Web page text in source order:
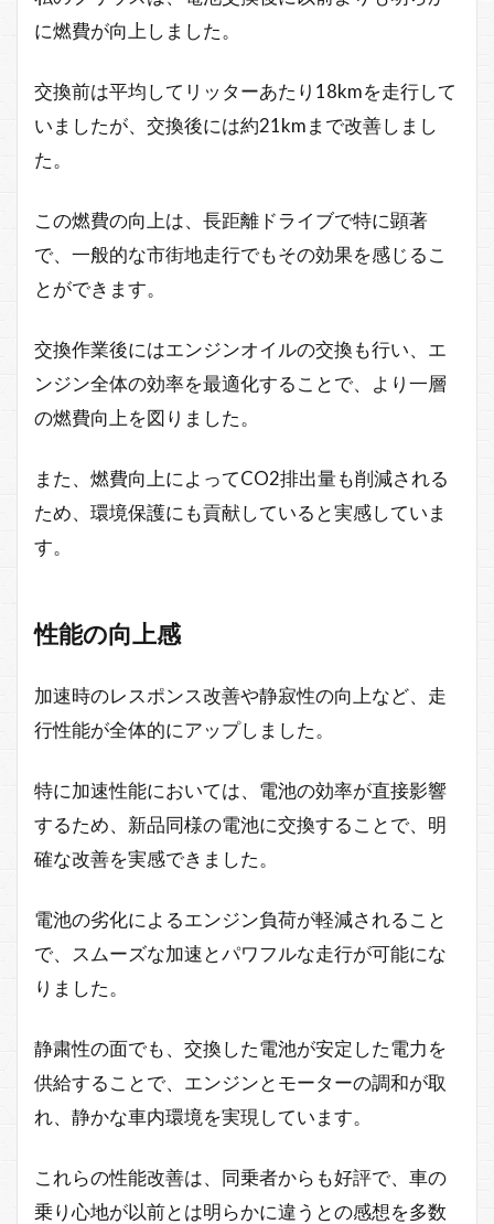
に燃費が向上しました。
交換前は平均してリッターあたり18kmを走行して
いましたが、交換後には約21kmまで改善しまし
た。
この燃費の向上は、長距離ドライブで特に顕著
で、一般的な市街地走行でもその効果を感じるこ
とができます。
交換作業後にはエンジンオイルの交換も行い、エ
ンジン全体の効率を最適化することで、より一層
の燃費向上を図りました。
また、燃費向上によってCO2排出量も削減される
ため、環境保護にも貢献していると実感していま
す。
性能の向上感
加速時のレスポンス改善や静寂性の向上など、走
行性能が全体的にアップしました。
特に加速性能においては、電池の効率が直接影響
するため、新品同様の電池に交換することで、明
確な改善を実感できました。
電池の劣化によるエンジン負荷が軽減されること
で、スムーズな加速とパワフルな走行が可能にな
りました。
静粛性の面でも、交換した電池が安定した電力を
供給することで、エンジンとモーターの調和が取
れ、静かな車内環境を実現しています。
これらの性能改善は、同乗者からも好評で、車の
乗り心地が以前とは明らかに違うとの感想を多数